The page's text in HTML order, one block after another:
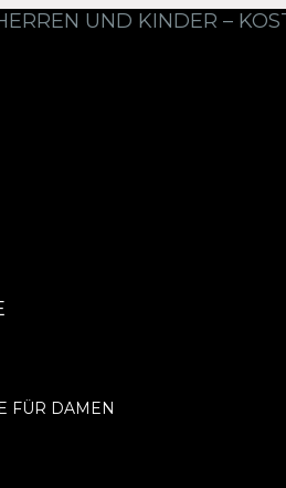
FÜR DAMEN